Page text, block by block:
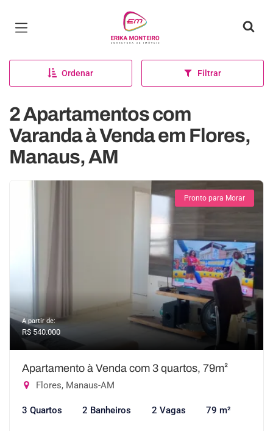
Página inicial
Ordenar Filtrar
2 Apartamentos com
Varanda à Venda em Flores,
Manaus, AM
Pronto para Morar
A partir de:
R$ 540.000
Apartamento à Venda com 3 quartos, 79m²
Flores, Manaus-AM
3 Quartos 2 Banheiros 2 Vagas 79 m²